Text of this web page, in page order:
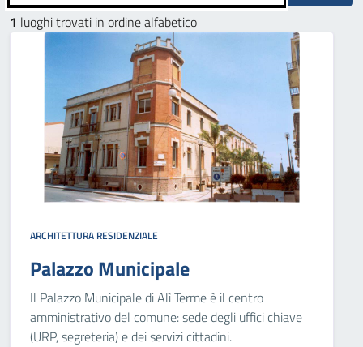
1 luoghi trovati in ordine alfabetico
ARCHITETTURA RESIDENZIALE
Palazzo Municipale
Il Palazzo Municipale di Alì Terme è il centro
amministrativo del comune: sede degli uffici chiave
(URP, segreteria) e dei servizi cittadini.